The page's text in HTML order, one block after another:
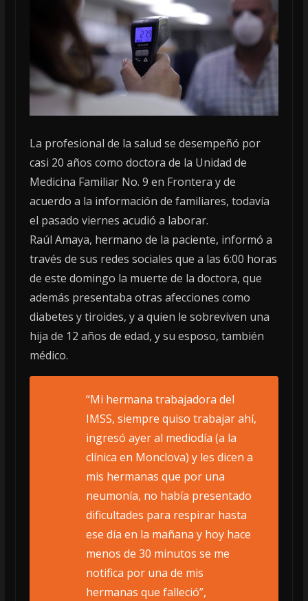
La profesional de la salud se desempeñó por
casi 20 años como doctora de la Unidad de
Medicina Familiar No. 9 en Frontera y de
acuerdo a la información de familiares, todavía
el pasado viernes acudió a laborar.
Raúl Amaya, hermano de la paciente, informó a
través de sus redes sociales que a las 6:00 horas
de este domingo la muerte de la doctora, que
además presentaba otras afecciones como
diabetes y tiroides, y a quien le sobreviven una
hija de 12 años de edad, y su esposo, también
médico.
“Mi hermana trabajadora del
IMSS, siempre quiso trabajar ahí,
ingresó ayer al mediodía (a la
clínica en Monclova) y les dicen a
mis hermanas que por una
neumonía, no había presentado
dificultades para respirar hasta
ese día en la mañana y hoy hace
menos de 30 minutos se me
notifica por una de mis
hermanas que falleció”,